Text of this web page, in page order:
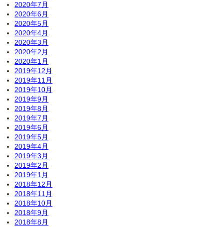
2020年7月
2020年6月
2020年5月
2020年4月
2020年3月
2020年2月
2020年1月
2019年12月
2019年11月
2019年10月
2019年9月
2019年8月
2019年7月
2019年6月
2019年5月
2019年4月
2019年3月
2019年2月
2019年1月
2018年12月
2018年11月
2018年10月
2018年9月
2018年8月